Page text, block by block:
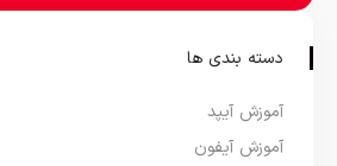
دسته بندی ها
آموزش آیپد
آموزش آیفون